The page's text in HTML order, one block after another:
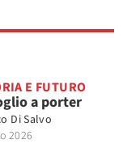
E FUTURO
a porter
Di Salvo
2026